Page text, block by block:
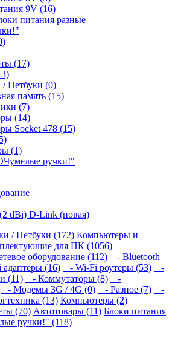
9V (16)
питания разные
(17)
/ Нетбуки (0)
память (15)
(7)
(14)
Socket 478 (15)
(1)
ручки!"
dBi) D-Link (новая)
/ Нетбуки (172) Компьютеры и
для ПК (1056)
оборудование (112)
- Bluetooth
(16) - Wi-Fi роутеры (53)
-
(11)
- Коммутаторы (8)
-
- Модемы 3G / 4G (0) - Разное (7)
-
(13) Компьютеры (2)
(70) Автотовары (11) Блоки питания
ручки!" (118)